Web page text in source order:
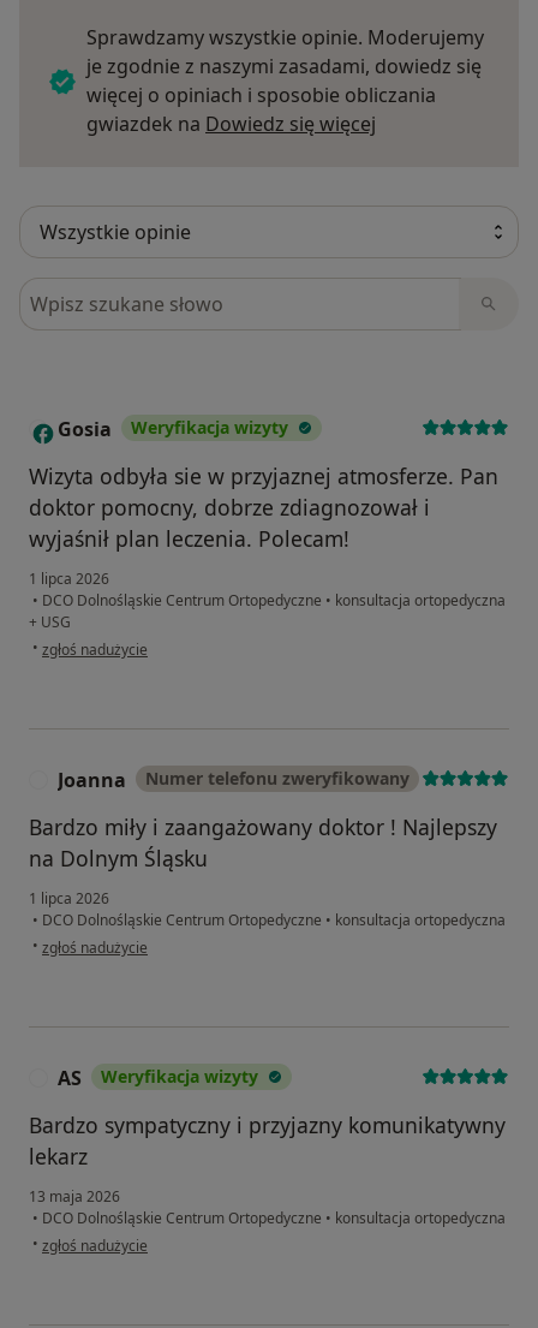
Sprawdzamy wszystkie opinie. Moderujemy
je zgodnie z naszymi zasadami, dowiedz się
więcej o opiniach i sposobie obliczania
gwiazdek na Dowiedz się więcej
Szukaj w opiniach
G Gosia Weryfikacja wizyty
Wizyta odbyła sie w przyjaznej atmosferze. Pan
doktor pomocny, dobrze zdiagnozował i
wyjaśnił plan leczenia. Polecam!
1 lipca 2026
• DCO Dolnośląskie Centrum Ortopedyczne • konsultacja ortopedyczna
+ USG
• w opinii użytkownika Gosia
zgłoś nadużycie
Joanna Numer telefonu zweryfikowany
Bardzo miły i zaangażowany doktor ! Najlepszy
na Dolnym Śląsku
1 lipca 2026
• DCO Dolnośląskie Centrum Ortopedyczne • konsultacja ortopedyczna
• w opinii użytkownika Joanna
zgłoś nadużycie
AS Weryfikacja wizyty
Bardzo sympatyczny i przyjazny komunikatywny
lekarz
13 maja 2026
• DCO Dolnośląskie Centrum Ortopedyczne • konsultacja ortopedyczna
• w opinii użytkownika AS
zgłoś nadużycie